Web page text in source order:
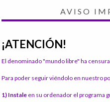
AVISO
¡ATENCIÓN!
El denominado "mundo libre" ha
Para poder seguir viéndolo en nuestro
1) Instale en su ordenador el programa